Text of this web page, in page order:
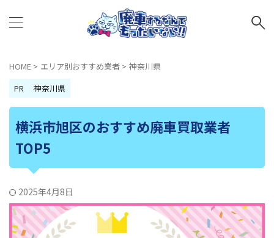
HOME > エリア別おすすめ業者 > 神奈川県
PR
神奈川県
横浜市旭区のおすすめ廃車買取業者
TOP5
2025年4月8日